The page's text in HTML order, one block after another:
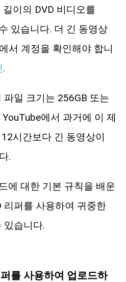
이의 DVD 비디오를
있습니다. 더 긴 동영상
서 계정을 확인해야 합니
.
일 크기는 256GB 또는
에서 과거에 이 제
시간보다 긴 동영상이
.
에 대한 기본 규칙을 배운
리퍼를 사용하여 귀중한
있습니다.
를 사용하여 업로드하